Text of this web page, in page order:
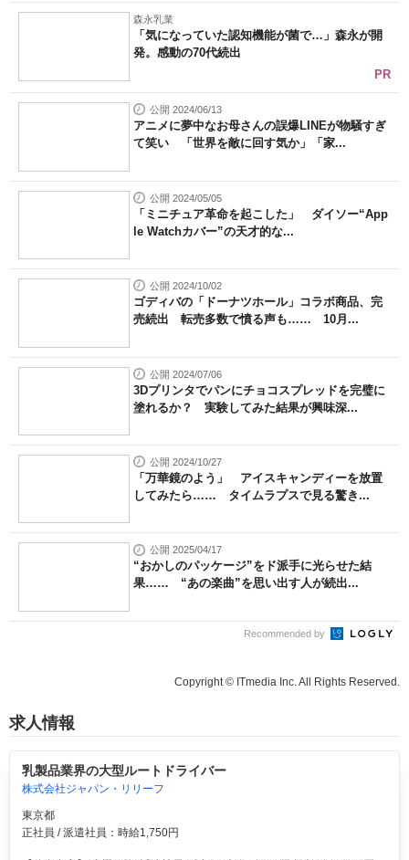
森永乳業
「気になっていた認知機能が菌で…」森永が開
発。感動の70代続出
PR
公開 2024/06/13
アニメに夢中なお母さんの誤爆LINEが物騒すぎ
て笑い 「世界を敵に回す気か」「家...
公開 2024/05/05
「ミニチュア革命を起こした」 ダイソー“App
le Watchカバー”の天才的な...
公開 2024/10/02
ゴディバの「ドーナツホール」コラボ商品、完
売続出 転売多数で憤る声も…… 10月...
公開 2024/07/06
3Dプリンタでパンにチョコスプレッドを完璧に
塗れるか？ 実験してみた結果が興味深...
公開 2024/10/27
「万華鏡のよう」 アイスキャンディーを放置
してみたら…… タイムラプスで見る驚き...
公開 2025/04/17
“おかしのパッケージ”をド派手に光らせた結
果…… “あの楽曲”を思い出す人が続出...
Recommended by
Copyright © ITmedia Inc. All Rights Reserved.
求人情報
乳製品業界の大型ルートドライバー
株式会社ジャパン・リリーフ
東京都
正社員 / 派遣社員：時給1,750円